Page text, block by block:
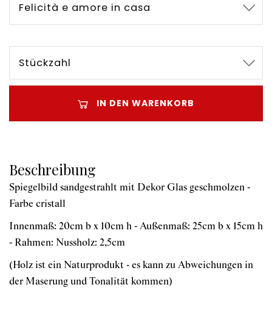
Felicità e amore in casa
Stückzahl
IN DEN WARENKORB
Beschreibung
Spiegelbild sandgestrahlt mit Dekor Glas geschmolzen -
Farbe cristall
Innenmaß: 20cm b x 10cm h - Außenmaß: 25cm b x 15cm h
- Rahmen: Nussholz: 2,5cm
(Holz ist ein Naturprodukt - es kann zu Abweichungen in
der Maserung und Tonalität kommen)